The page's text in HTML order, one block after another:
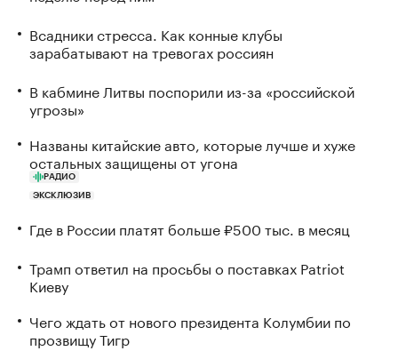
Всадники стресса. Как конные клубы
зарабатывают на тревогах россиян
В кабмине Литвы поспорили из-за «российской
угрозы»
Названы китайские авто, которые лучше и хуже
остальных защищены от угона
РАДИО
ЭКСКЛЮЗИВ
Где в России платят больше ₽500 тыс. в месяц
Трамп ответил на просьбы о поставках Patriot
Киеву
Чего ждать от нового президента Колумбии по
прозвищу Тигр